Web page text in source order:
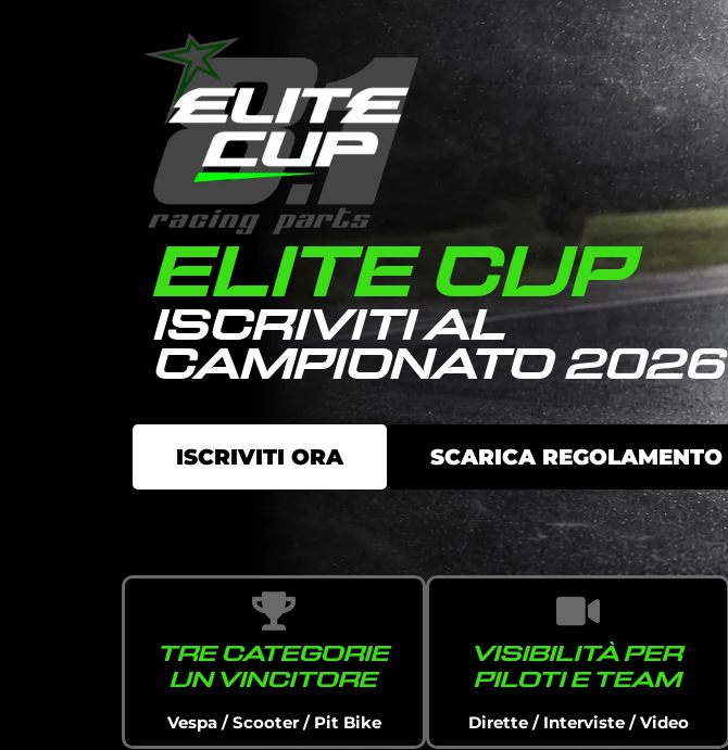
ELITE CUP
ISCRIVITI AL
CAMPIONATO 2026
ISCRIVITI ORA SCARICA REGOLAMENTO
TRE CATEGORIE
UN VINCITORE
Vespa / Scooter / Pit Bike
VISIBILITÀ PER
PILOTI E TEAM
Dirette / Interviste / Video